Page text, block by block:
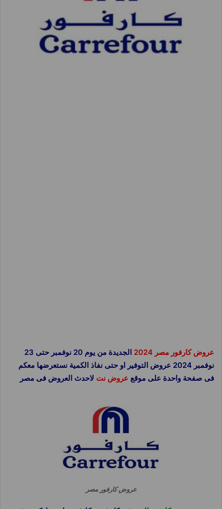
عروض كارفور مصر 2024
الجديدة من يوم 20 نوفمبر حتى 23
نوفمبر 2024 عروض التوفير او حتى نفاذ الكمية نستعرضها معكم
فى صفحة واحدة على موقع عروض نت لاحدث العروض فى مصر
عروض كارفور مصر